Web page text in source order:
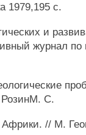
1979,195 с.
и
журнал
РозинМ. С.
// М.